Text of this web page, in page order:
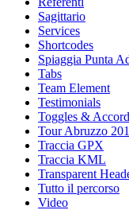
Sagittario
Services
Shortcodes
Spiaggia Punta
Tabs
Team Element
Testimonials
Toggles &
Tour Abruzzo
Traccia GPX
Traccia KML
Transparent
Tutto il percorso
Video